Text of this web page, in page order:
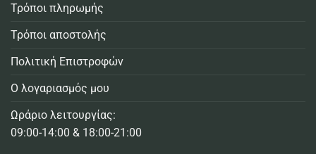
Τρόποι πληρωμής
Τρόποι αποστολής
Πολιτική Επιστροφών
Ο λογαριασμός μου
Ωράριο λειτουργίας:
09:00-14:00 & 18:00-21:00